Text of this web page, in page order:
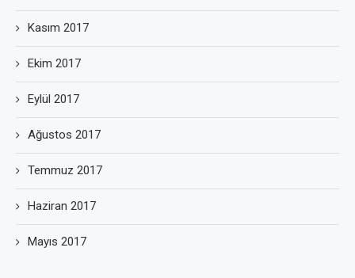
Kasım 2017
Ekim 2017
Eylül 2017
Ağustos 2017
Temmuz 2017
Haziran 2017
Mayıs 2017